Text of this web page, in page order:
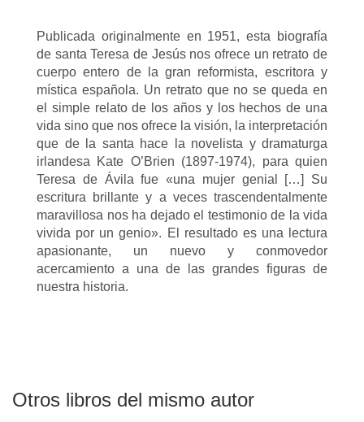
Publicada originalmente en 1951, esta biografía
de santa Teresa de Jesús nos ofrece un retrato de
cuerpo entero de la gran reformista, escritora y
mística española. Un retrato que no se queda en
el simple relato de los años y los hechos de una
vida sino que nos ofrece la visión, la interpretación
que de la santa hace la novelista y dramaturga
irlandesa Kate O’Brien (1897-1974), para quien
Teresa de Ávila fue «una mujer genial […] Su
escritura brillante y a veces trascendentalmente
maravillosa nos ha dejado el testimonio de la vida
vivida por un genio». El resultado es una lectura
apasionante, un nuevo y conmovedor
acercamiento a una de las grandes figuras de
nuestra historia.
Otros libros del mismo autor